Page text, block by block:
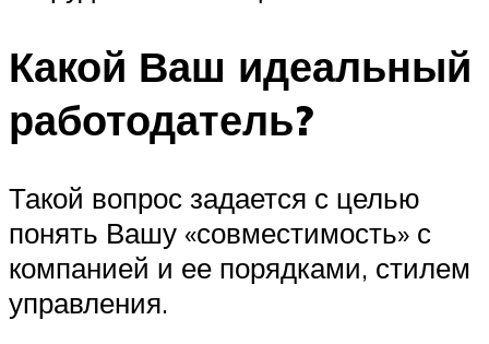
Какой Ваш идеальный
работодатель?
Такой вопрос задается с целью
понять Вашу «совместимость» с
компанией и ее порядками, стилем
управления.